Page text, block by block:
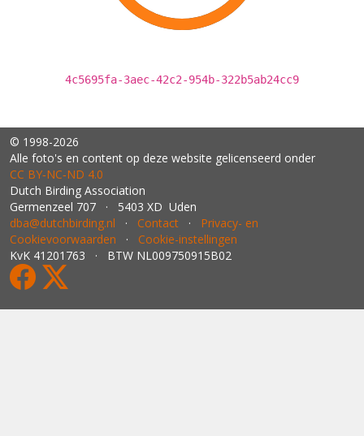
4c5695fa-3aec-42c2-954b-322b5ab24cc9
© 1998-2026
Alle foto's en content op deze website gelicenseerd onder
CC BY‑NC‑ND 4.0
Dutch Birding Association
Germenzeel 707 · 5403 XD Uden
dba@dutchbirding.nl · Contact · Privacy- en
Cookievoorwaarden · Cookie-instellingen
KvK 41201763 · BTW NL009750915B02